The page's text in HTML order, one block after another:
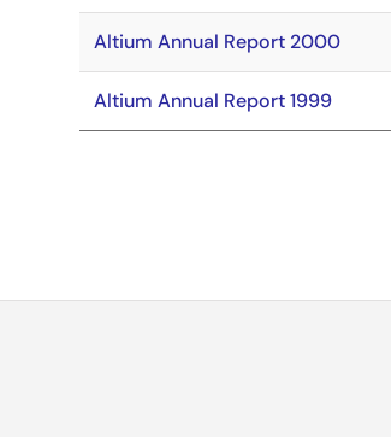
Altium Annual Report 2000
Altium Annual Report 1999